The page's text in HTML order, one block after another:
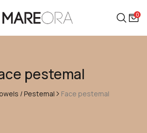
0
pestemal
/ Pestemal Face pestemal